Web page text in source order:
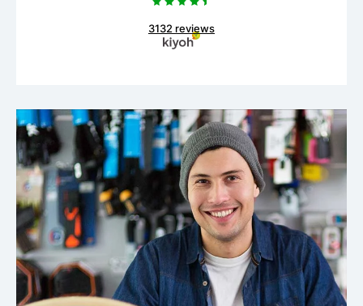
3132 reviews